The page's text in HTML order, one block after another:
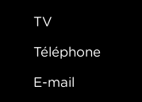
TV
Téléphone
E-mail